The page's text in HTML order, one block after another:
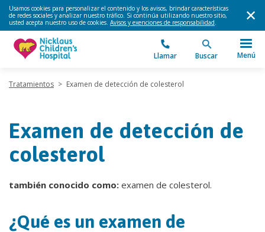
Usamos cookies para personalizar el contenido y los avisos, brindar características
de redes sociales y analizar nuestro tráfico. Si continúa utilizando nuestro sitio,
usted acepta nuestro uso de cookies. Avisos y exenciones de responsabilidad.
Llamar Buscar Menú
Tratamientos > Examen de detección de colesterol
Examen de detección de
colesterol
también conocido como: examen de colesterol.
¿Qué es un examen de